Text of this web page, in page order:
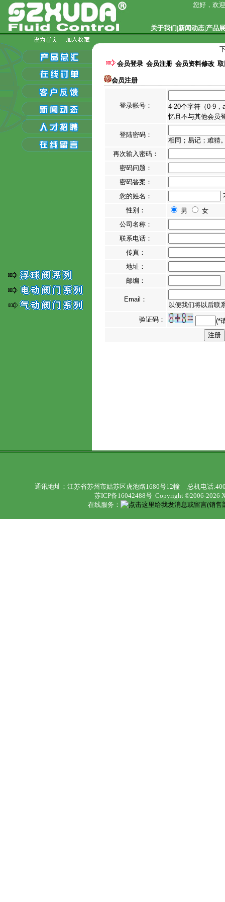
您好，欢
关于我们|新闻动态|产品
会员登录 会员注册 会员资料修改
会员注册
登录帐号：
4-20个字符（0-9
忆且不与其他会员
登陆密码：
相同；易记；难猜
再次输入密码：
密码问题：
密码答案：
您的姓名：
性别：
男
女
公司名称：
联系电话：
传真：
地址：
邮编：
Email：
以便我们将以后联
验证码：
(*
通讯地址：江苏省苏州市姑苏区虎池路1680号12幢 总机电话
苏ICP备16042488号 Copyright ©2006-2026
在线服务：